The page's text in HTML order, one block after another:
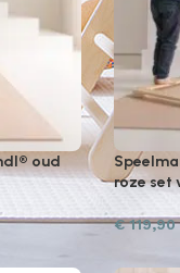
oud
roze set
€119,90